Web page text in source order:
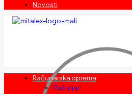
Novosti
Računarska oprema
Računari